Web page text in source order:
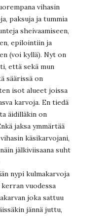
vihasin
paksuja ja tummia
sheivaamiseen,
epilointiin ja
(voi kyllä). Nyt on
että sekä mun
säärissä on
isot alueet joissa
karvoja. En tiedä
äidilläkin on
jaksa ymmärtää
käsikarvojani,
jälkiviisaana suht
nypi kulmakarvoja
vuodessa
joka sattuu
jännä juttu,